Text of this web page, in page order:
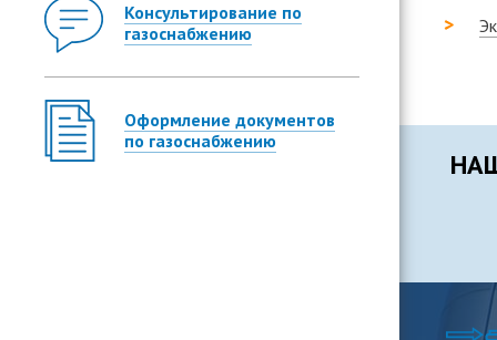
Консультирование по
газоснабжению
Оформление документов
по газоснабжению